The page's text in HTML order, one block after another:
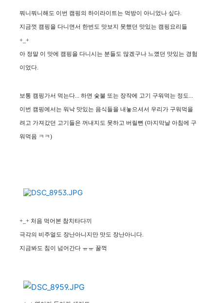
뭐니뭐니해도 이번 캠핑의 하이라이트는 먹방이 아니었나 싶다.
지금껏 캠핑을 다니면서 한번도 맛보지 못했던 맛있는 캠핑요리들
+_+
아 정말 이 맛에 캠핑을 다니시는 분들도 많겠구나 느꼈던 맛있는 경험
이었다.
보통 캠핑가서 먹는다... 하면 숯불 또는 장작에 고기 구워먹는 정도...
이번 캠핑에서는 워낙 맛있는 음식들을 내놓으셔서 우리가 구워먹을
려고 가져갔던 고기들은 꺼내지도 못하고 버릴뻔 (마지막날 아침에 구
워먹음 ㅋㅋ)
+_+ 처음 먹어본 참치 타다끼
극각의 비주얼도 장난아니지만 맛도 장난아니다.
지금봐도 침이 넘어간다 ㅠㅠ 꿀꺽